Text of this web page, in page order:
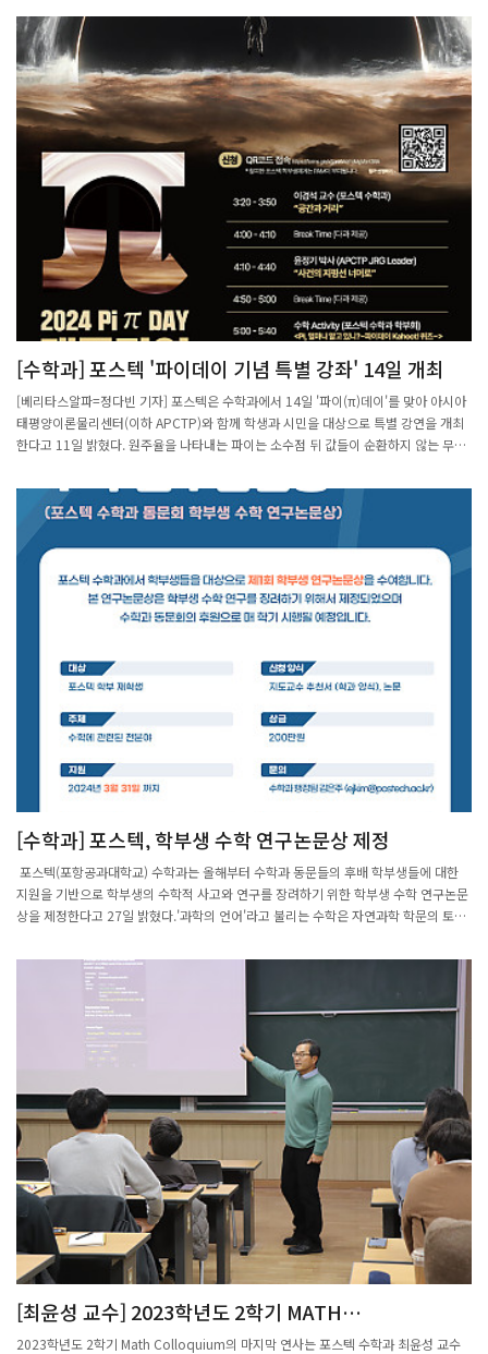
기부하였다.기금 전달식은 기부자와 수학과 주임교수, 학부 및 대학원생 대표와 구성원
이 참석한 가운데 지난 2월 27일 진행되었으며, 답례로 기부자에게 러시아 작자 칸딘
스키의 그림 ‘키예프의 대문’과 ‘연속 1935’ 2점과 꽃다발을 전달하였다.오용근 교수
는 “기부금이 수학과의 발전을 위해 잘 사용되었으면 좋겠다”는 인사말을 하였으며,
임성빈 동문회장은 “수학은 자연과학의 학문의 토대를 이루는 핵심 학문으로 인공지능
(AI)과 데이터 사이언스 중심의 현대사회에서 중요성이 커지고 있다“며 ”수학을 포함
해 인문, 자연과학, 공학을 공부하는 후배들이 수학적 사고를 확장하고, 창의적인 연구
를 진행할 수 있는 기회가 마련되길 희망한다“고 말했다.이에 앞서 정재훈 주임교수와
이동현 학부위원장, 임성빈 동문회장은 총장실을 방문하여 김성근 총장님과 환담의 시
간을 가졌다. 수학과에서 새로이 제정한 학부생 대상 수학 연구논문상 취지와 운영 계
획에 관해 설명하였으며, 총장님은 수학과 동문회의 기부에 감사를 표하였다.
[수학과] 포스텍 '파이데이 기념 특별 강좌' 14일 개최
[베리타스알파=정다빈 기자] 포스텍은 수학과에서 14일 '파이(π)데이'를 맞아 아시아
태평양이론물리센터(이하 APCTP)와 함께 학생과 시민을 대상으로 특별 강연을 개최
한다고 11일 밝혔다. 원주율을 나타내는 파이는 소수점 뒤 값들이 순환하지 않는 무한
위해 3월14일을 '세계 수학의 날'로 공식 지정했다.포스텍 수학과 역시 매년 파이데이
를 기념하며 올해도 3월14일 3시14분에 맞춰 체인지업그라운드 이벤트홀에서 행사를
시작한다. 공개 강연은 두 세션으로 구성된다. 먼저 이경석 포스텍 수학과 교수가 대수
기하학과 관련해 '시간과 거리' 강연을 진행하고 윤정기 APCTP 박사가 중력과 양자역
학, 양자정보와 관련해 강연 '사건의 지평선 너머로'를 진행한다.더불어 포스텍 수학과
학부회에서 진행하는 'Pi, 얼마나 알고 있니?~ 파이데이 Kahoot(카훗)! 퀴즈~' 시간도
마련돼 있다. 포스텍 구성원 외에도 포항시 학생이나 시민은 신청만 하면 누구나 참여
공동으로 주관하는 이 행사는 경북과 포항시, 복권위원회의 후원으로 진행된다. 포스텍
수학과는 14일 '파이(π)데이'를 맞아 아시아태평양이론물리센터(이하 APCTP)와 함
처: https://www.veritas-a.com/news/articleView.html?idxno=496779
[수학과] 포스텍, 학부생 수학 연구논문상 제정
포스텍(포항공과대학교) 수학과는 올해부터 수학과 동문들의 후배 학부생들에 대한
지원을 기반으로 학부생의 수학적 사고와 연구를 장려하기 위한 학부생 수학 연구논문
상을 제정한다고 27일 밝혔다.'과학의 언어'라고 불리는 수학은 자연과학 학문의 토대
요성은 더욱 커지고 있다.이에 포스텍 수학과는 수학을 포함해 인문, 자연과학, 공학을
공부하는 후배들이 수학적 사고를 확장하고, 창의적인 연구를 진행할 수 있는 기회를
마련했다.이 연구논문상은 수학과 선배인 동문들이 조성한 기금으로 운영된다는 점에
서 큰 의의가 있다.포스텍 수학과 동문회는 27일 기부금 전달식을 통해 1200만 원을
기부하며, 앞으로도 연구논문상 운영에 필요한 자금을 기금으로 조성할 예정이다.올해
처음으로 진행되는 학부생 수학 연구논문상은 이번 봄학기부터 매 학기 시행되며, 수상
자는 상패와 함께 상금 200만 원을 받는다.한편, 미국에서는 미국수학회(AMS)와 미국
산업응용수학회(SIAM), 미국수학협회(MAA)가 공동으로 학부생 우수 수학 논문상인
'모건 프라이즈(Morgan Prize)'를 제정해 1995년부터 유수한 수학자와 과학자를 배
출하고 있다.출처: https://www.nocutnews.co.kr/news/6102504
[최윤성 교수] 2023학년도 2학기 MATH
COLLOQUIUM 마지막 연사자로 강연 진행
2023학년도 2학기 Math Colloquium의 마지막 연사는 포스텍 수학과 최윤성 교수